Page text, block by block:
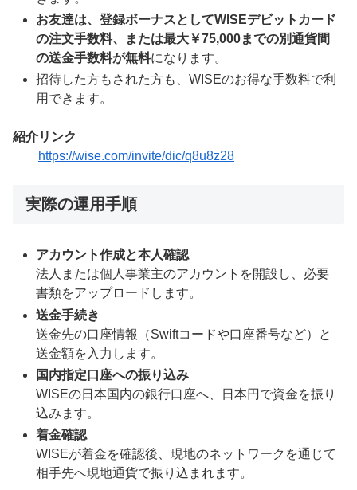
お友達は、登録ボーナスとしてWISEデビットカード
の注文手数料、または最大￥75,000までの別通貨間
の送金手数料が無料になります。
招待した方もされた方も、WISEのお得な手数料で利
用できます。
紹介リンク
https://wise.com/invite/dic/q8u8z28
実際の運用手順
アカウント作成と本人確認
法人または個人事業主のアカウントを開設し、必要
書類をアップロードします。
送金手続き
送金先の口座情報（Swiftコードや口座番号など）と
送金額を入力します。
国内指定口座への振り込み
WISEの日本国内の銀行口座へ、日本円で資金を振り
込みます。
着金確認
WISEが着金を確認後、現地のネットワークを通じて
相手先へ現地通貨で振り込まれます。